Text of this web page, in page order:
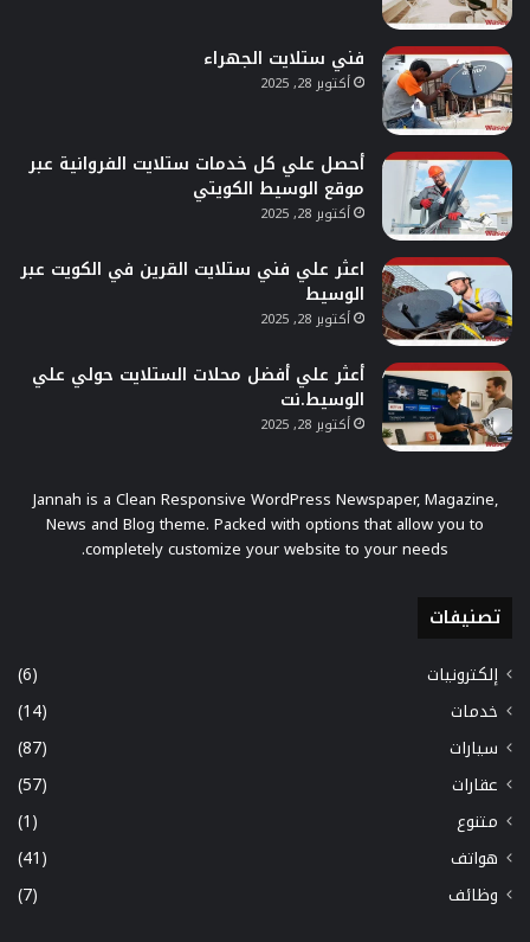
فني ستلايت الجهراء
أكتوبر 28, 2025
أحصل علي كل خدمات ستلايت الفروانية عبر
موقع الوسيط الكويتي
أكتوبر 28, 2025
اعثر علي فني ستلايت القرين في الكويت عبر
الوسيط
أكتوبر 28, 2025
أعثر علي أفضل محلات الستلايت حولي علي
الوسيط.نت
أكتوبر 28, 2025
Jannah is a Clean Responsive WordPress Newspaper, Magazine,
News and Blog theme. Packed with options that allow you to
completely customize your website to your needs.
تصنيفات
إلكترونيات
(6)
خدمات
(14)
سيارات
(87)
عقارات
(57)
متنوع
(1)
هواتف
(41)
وظائف
(7)